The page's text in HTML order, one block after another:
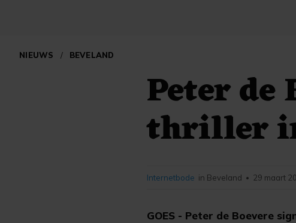
NIEUWS / BEVELAND
Peter de
thriller
GOES - Peter de Boevere
Internetbode in Beveland • 29 maart